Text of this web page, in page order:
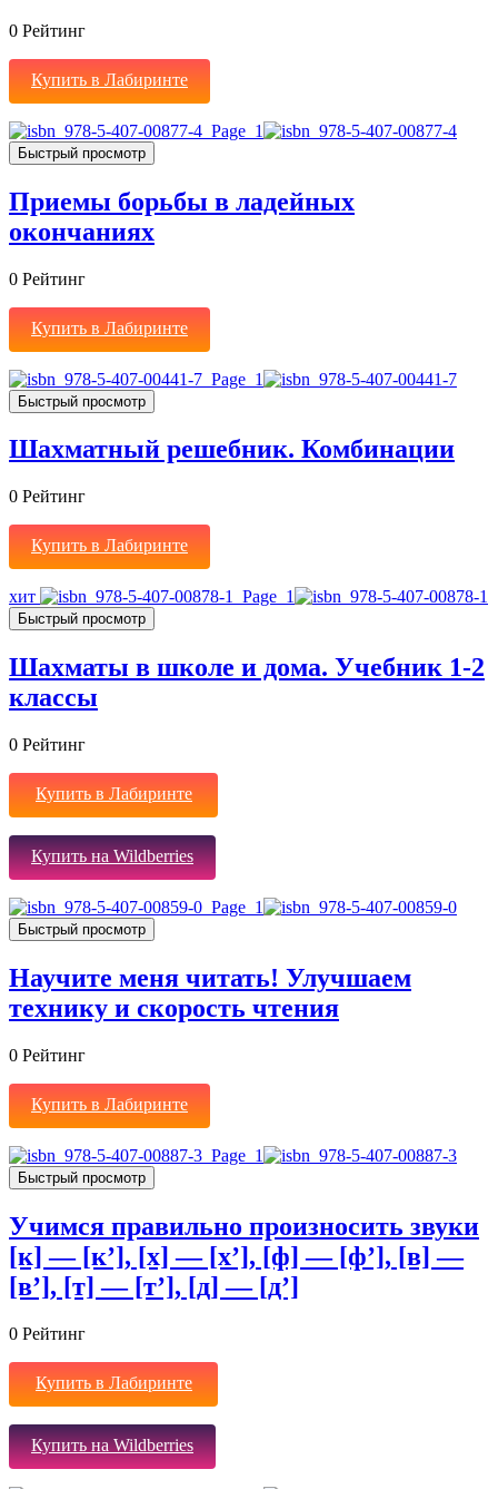
0 Рейтинг
Купить в Лабиринте
Быстрый просмотр
Приемы борьбы в ладейных
окончаниях
0 Рейтинг
Купить в Лабиринте
Быстрый просмотр
Шахматный решебник. Комбинации
0 Рейтинг
Купить в Лабиринте
хит
Быстрый просмотр
Шахматы в школе и дома. Учебник 1-2
классы
0 Рейтинг
Купить в Лабиринте
Купить на Wildberries
Быстрый просмотр
Научите меня читать! Улучшаем
технику и скорость чтения
0 Рейтинг
Купить в Лабиринте
Быстрый просмотр
Учимся правильно произносить звуки
[к] — [к’], [х] — [х’], [ф] — [ф’], [в] —
[в’], [т] — [т’], [д] — [д’]
0 Рейтинг
Купить в Лабиринте
Купить на Wildberries